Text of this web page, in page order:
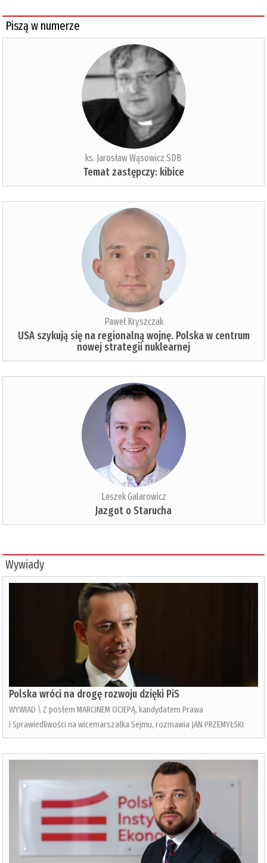
Piszą w numerze
ks. Jarosław Wąsowicz SDB
Temat zastępczy: kibice
Paweł Kryszczak
USA szykują się na regionalną wojnę. Polska w centrum
nowej strategii nuklearnej
Leszek Galarowicz
Jazgot o Starucha
Wywiady
Polska wróci na drogę rozwoju dzięki PiS
WYWIAD \ Z posłem MARCINEM OCIEPĄ, kandydatem Prawa
i Sprawiedliwości na wicemarszałka Sejmu, rozmawia JAN PRZEMYŁSKI